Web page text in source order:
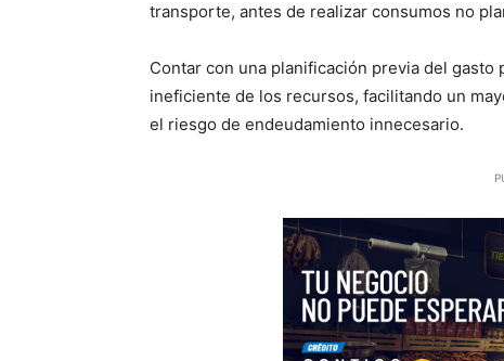
transporte, antes de realizar consumos no
Contar con una planificación previa del
ineficiente de los recursos, facilitando un
el riesgo de endeudamiento innecesario.